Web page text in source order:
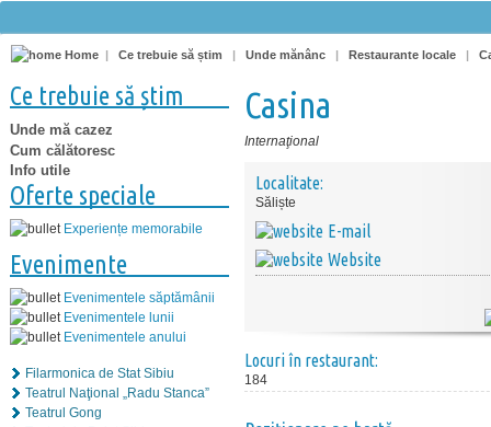
Home | Ce trebuie să știm | Unde mănânc | Restaurante locale |
Ce trebuie să știm
Unde mă cazez
Cum călătoresc
Info utile
Oferte speciale
Experiențe memorabile
Evenimente
Evenimentele săptămânii
Evenimentele lunii
Evenimentele anului
Filarmonica de Stat Sibiu
Teatrul Naţional „Radu Stanca”
Teatrul Gong
Casina
Internaţional
Localitate:
Săliște
E-mail
Website
Locuri în restaurant:
184